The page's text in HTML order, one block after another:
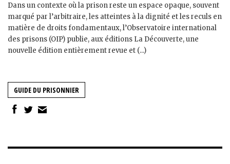
Dans un contexte où la prison reste un espace opaque, souvent
marqué par l’arbitraire, les atteintes à la dignité et les reculs en
matière de droits fondamentaux, l’Observatoire international
des prisons (OIP) publie, aux éditions La Découverte, une
nouvelle édition entièrement revue et (...)
GUIDE DU PRISONNIER